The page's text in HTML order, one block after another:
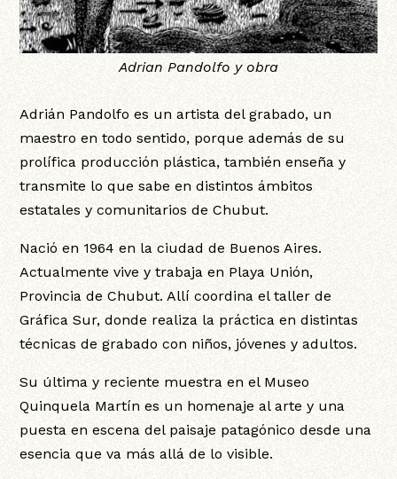
Adrian Pandolfo y obra
Adrián Pandolfo es un artista del grabado, un
maestro en todo sentido, porque además de su
prolífica producción plástica, también enseña y
transmite lo que sabe en distintos ámbitos
estatales y comunitarios de Chubut.
Nació en 1964 en la ciudad de Buenos Aires.
Actualmente vive y trabaja en Playa Unión,
Provincia de Chubut. Allí coordina el taller de
Gráfica Sur, donde realiza la práctica en distintas
técnicas de grabado con niños, jóvenes y adultos.
Su última y reciente muestra en el Museo
Quinquela Martín es un homenaje al arte y una
puesta en escena del paisaje patagónico desde una
esencia que va más allá de lo visible.